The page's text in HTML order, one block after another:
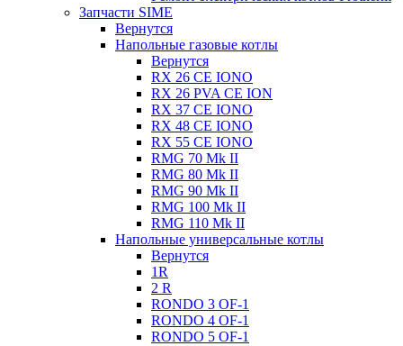
Запчасти SIME
Вернутся
Напольные газовые котлы
Вернутся
RX 26 CE IONO
RX 26 PVA CE ION
RX 37 CE IONO
RX 48 CE IONO
RX 55 CE IONO
RMG 70 Mk II
RMG 80 Mk II
RMG 90 Mk II
RMG 100 Mk II
RMG 110 Mk II
Напольные универсальные котлы
Вернутся
1R
2 R
RONDO 3 OF-1
RONDO 4 OF-1
RONDO 5 OF-1